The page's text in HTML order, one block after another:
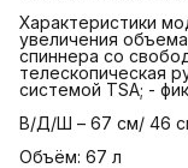
Характеристики
увеличения
спиннера со
телескопическая
системой TSA; -
В/Д/Ш – 67 см/ 46
Объём: 67 л